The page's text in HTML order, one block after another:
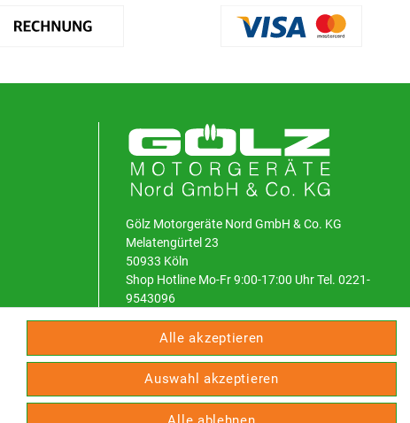
Gölz Motorgeräte Nord GmbH & Co. KG
Melatengürtel 23
50933 Köln
Shop Hotline Mo-Fr 9:00-17:00 Uhr Tel. 0221-
9543096
service@goelz-shop.de
Unsere STORE Anschriften und Öffnungszeiten:
Alle akzeptieren
Auswahl akzeptieren